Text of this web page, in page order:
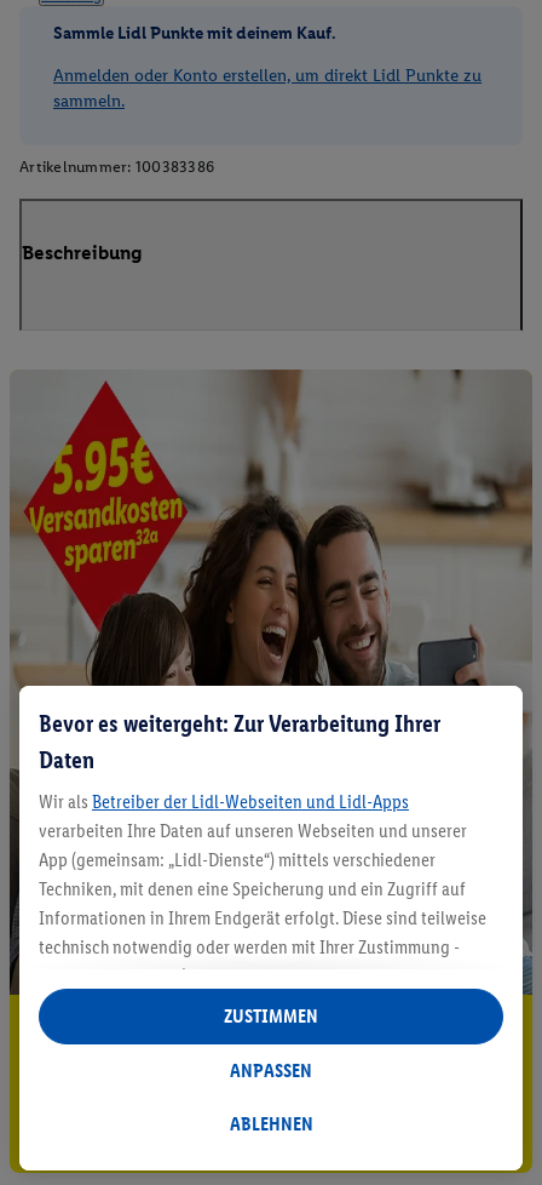
Sammle Lidl Punkte mit deinem Kauf.
Anmelden oder Konto erstellen, um direkt Lidl Punkte zu
sammeln.
Artikelnummer: 100383386
Beschreibung
5.95 € Versand sparen³²ᵃ
Jetzt zum Newsletter anmelden
Gutschein sichern!
Bevor es weitergeht: Zur Verarbeitung Ihrer
Daten
Wir als Betreiber der Lidl-Webseiten und Lidl-Apps
verarbeiten Ihre Daten auf unseren Webseiten und unserer
App (gemeinsam: „Lidl-Dienste“) mittels verschiedener
Techniken, mit denen eine Speicherung und ein Zugriff auf
Informationen in Ihrem Endgerät erfolgt. Diese sind teilweise
technisch notwendig oder werden mit Ihrer Zustimmung -
auch durch Partner (u.a.
Verantwortliche; im Zusammenhang mit dem IAB TCF
insgesamt
Statistik-Erstellung oder für personalisierte Werbung
Datenverarbeitungen für personalisierte Werbung werden
Dritten die Ausspielung von Werbung außerhalb der Lidl-
ABLEHNEN
ANPASSEN
ZUSTIMMEN